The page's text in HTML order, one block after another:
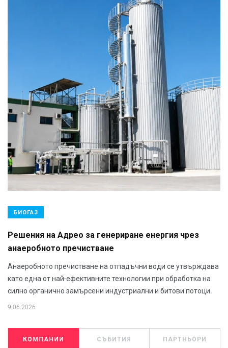
БИОГАЗ
Решения на Адрео за генериране енергия чрез
анаеробното пречистване
Анаеробното пречистване на отпадъчни води се утвърждава
като една от най-ефективните технологии при обработка на
силно органично замърсени индустриални и битови потоци.
9.06.2026
КОМПАНИИ СЪБИТИЯ ПАРТНЬОРИ